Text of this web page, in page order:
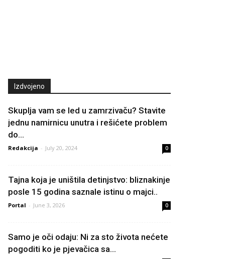
Izdvojeno
Skuplja vam se led u zamrzivaču? Stavite
jednu namirnicu unutra i rešićete problem
do...
Redakcija - July 20, 2024 0
Tajna koja je uništila detinjstvo: bliznakinje
posle 15 godina saznale istinu o majci..
Portal - June 3, 2026 0
Samo je oči odaju: Ni za sto života nećete
pogoditi ko je pjevačica sa...